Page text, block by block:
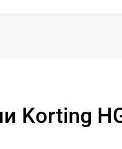
Korting